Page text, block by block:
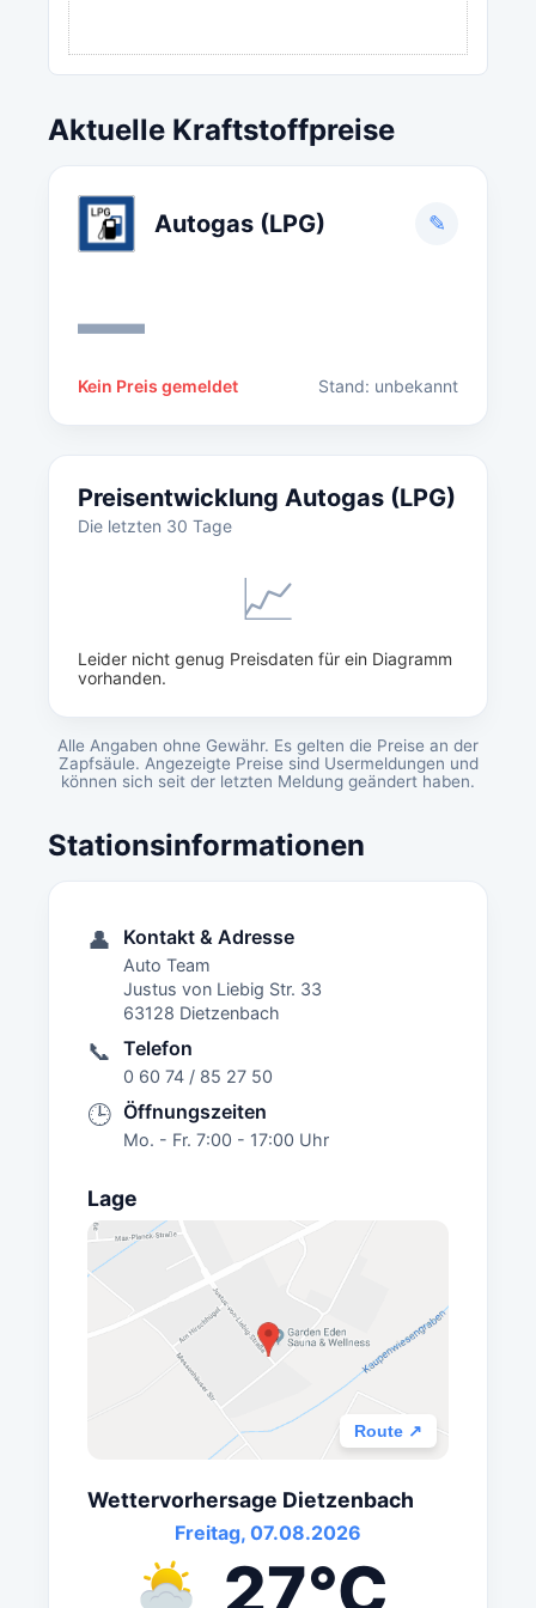
Aktuelle Kraftstoffpreise
Autogas (LPG) ✎
—
Kein Preis gemeldet Stand: unbekannt
Preisentwicklung Autogas (LPG)
Die letzten 30 Tage
📈
Leider nicht genug Preisdaten für ein Diagramm
vorhanden.
Alle Angaben ohne Gewähr. Es gelten die Preise an der
Zapfsäule. Angezeigte Preise sind Usermeldungen und
können sich seit der letzten Meldung geändert haben.
Stationsinformationen
👤 Kontakt & Adresse
Auto Team
Justus von Liebig Str. 33
63128 Dietzenbach
📞 Telefon
0 60 74 / 85 27 50
🕒 Öffnungszeiten
Mo. - Fr. 7:00 - 17:00 Uhr
Lage
Route ↗
Wettervorhersage Dietzenbach
Freitag, 07.08.2026
27°C